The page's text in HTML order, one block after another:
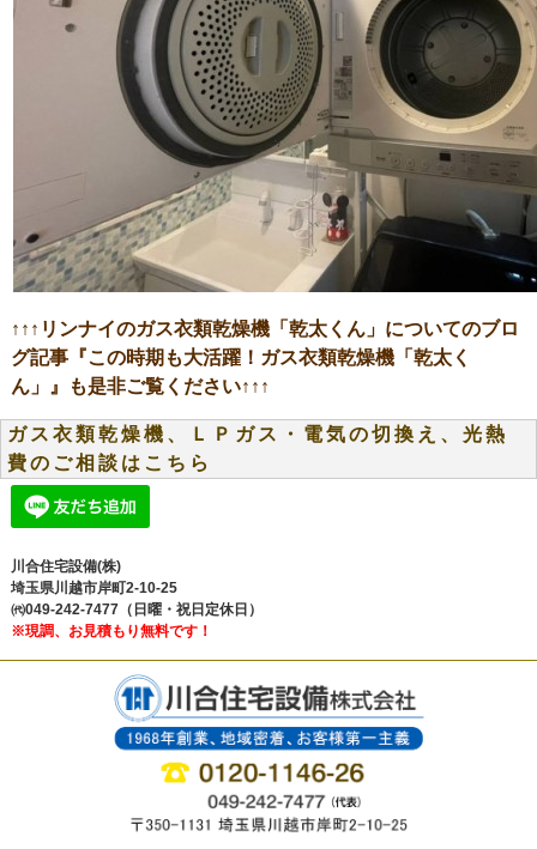
↑↑↑リンナイのガス衣類乾燥機「乾太くん」についてのブロ
グ記事『この時期も大活躍！ガス衣類乾燥機「乾太く
ん」』
も是非ご覧ください↑↑↑
ガス衣類乾燥機、ＬＰガス・電気の切換え、光熱
費のご相談はこちら
川合住宅設備(株)
埼玉県川越市岸町2-10-25
㈹049-242-7477（日曜・祝日定休日）
※現調、お見積もり無料です！